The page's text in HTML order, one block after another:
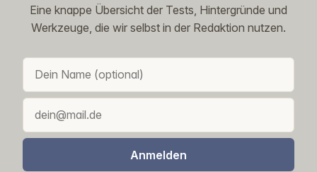
Eine knappe Übersicht der Tests, Hintergründe und
Werkzeuge, die wir selbst in der Redaktion nutzen.
Anmelden